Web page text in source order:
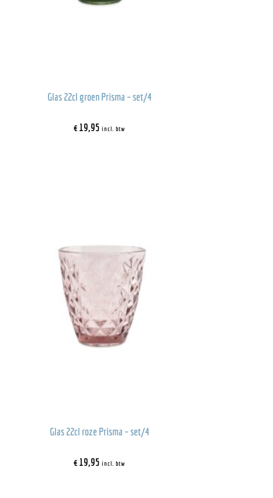
Glas 22cl groen Prisma – set/4
€19,95 incl. btw
Glas 22cl roze Prisma – set/4
€19,95 incl. btw